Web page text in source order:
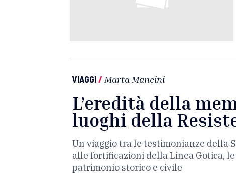
VIAGGI/ Marta Mancini
L’eredità della
luoghi della
Un viaggio tra le testimonianze della
alle fortificazioni della Linea Gotica,
patrimonio storico e civile